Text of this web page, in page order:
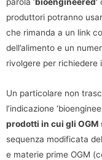
produttori potranno
che rimanda a un link
dell’alimento e un
rivolgere per richiedere
Un particolare non
l’indicazione
prodotti in cui gli OGM
sequenza modificata
e materie prime OGM